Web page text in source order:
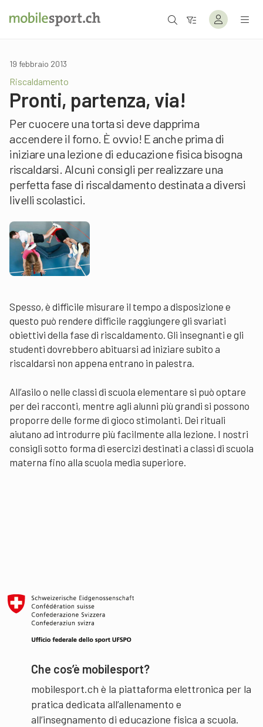
19 febbraio 2013
Riscaldamento
Pronti, partenza, via!
Per cuocere una torta si deve dapprima
accendere il forno. È ovvio! E anche prima di
iniziare una lezione di educazione fisica bisogna
riscaldarsi. Alcuni consigli per realizzare una
perfetta fase di riscaldamento destinata a diversi
livelli scolastici.
Spesso, è difficile misurare il tempo a disposizione e
questo può rendere difficile raggiungere gli svariati
obiettivi della fase di riscaldamento. Gli insegnanti e gli
studenti dovrebbero abituarsi ad iniziare subito a
riscaldarsi non appena entrano in palestra.
All’asilo o nelle classi di scuola elementare si può optare
per dei racconti, mentre agli alunni più grandi si possono
proporre delle forme di gioco stimolanti. Dei rituali
aiutano ad introdurre più facilmente alla lezione. I nostri
consigli sotto forma di esercizi destinati a classi di scuola
materna fino alla scuola media superiore.
Che cos’è mobilesport?
mobilesport.ch è la piattaforma elettronica per la
pratica dedicata all’allenamento e
all’insegnamento di educazione fisica a scuola.